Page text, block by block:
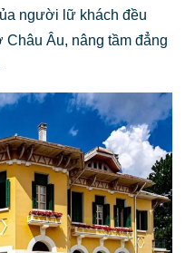
người lữ khách đều
Châu Âu, nâng tầm đẳng